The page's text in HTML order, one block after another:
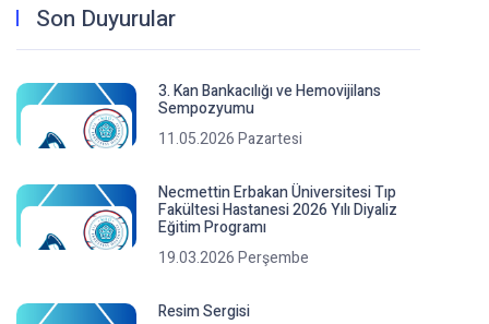
Son Duyurular
3. Kan Bankacılığı ve Hemovijilans
Sempozyumu
11.05.2026 Pazartesi
Necmettin Erbakan Üniversitesi Tıp
Fakültesi Hastanesi 2026 Yılı Diyaliz
Eğitim Programı
19.03.2026 Perşembe
Resim Sergisi